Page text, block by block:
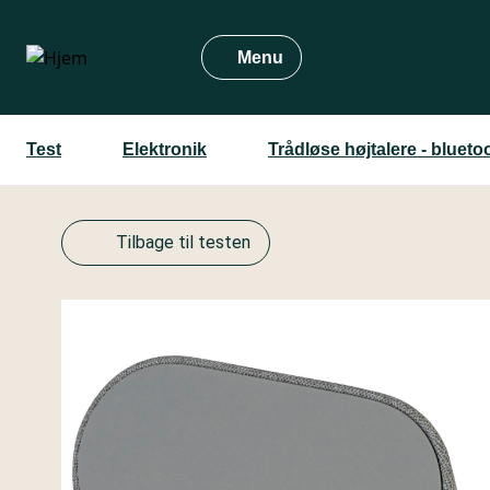
hovedindhold
Menu
Test Elektronik Trådløse højtalere -
Tilbage til testen